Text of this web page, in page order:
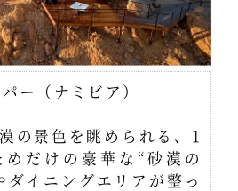
ー（ナミビア）
の景色を眺められる、1
だけの豪華な“砂漠の
ダイニングエリアが整っ